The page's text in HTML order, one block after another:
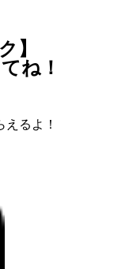
】
ね！
えるよ！